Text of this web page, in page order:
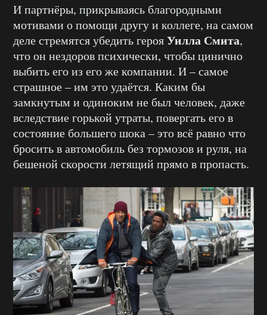
И партнёры, прикрываясь благородными
мотивами о помощи другу и коллеге, на самом
деле стремятся убедить герояУилла Смита,
что он нездоров психически, чтобы цинично
выбить его из его же компании. И – самое
страшное – им это удаётся. Каким бы
замкнутым и одиноким не был человек, даже
вследствие горькой утраты, повергать его в
состояние большего шока – это всё равно что
бросить в автомобиль без тормозов и руля, на
бешеной скорости летящий прямо в пропасть.